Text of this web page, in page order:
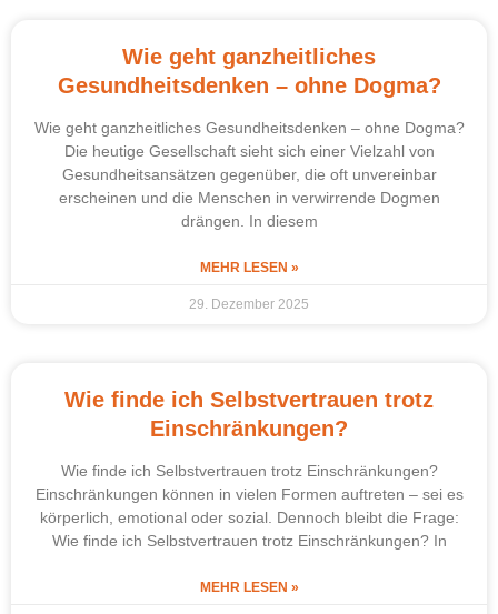
Wie geht ganzheitliches
Gesundheitsdenken – ohne Dogma?
Wie geht ganzheitliches Gesundheitsdenken – ohne Dogma?
Die heutige Gesellschaft sieht sich einer Vielzahl von
Gesundheitsansätzen gegenüber, die oft unvereinbar
erscheinen und die Menschen in verwirrende Dogmen
drängen. In diesem
MEHR LESEN »
29. Dezember 2025
Wie finde ich Selbstvertrauen trotz
Einschränkungen?
Wie finde ich Selbstvertrauen trotz Einschränkungen?
Einschränkungen können in vielen Formen auftreten – sei es
körperlich, emotional oder sozial. Dennoch bleibt die Frage:
Wie finde ich Selbstvertrauen trotz Einschränkungen? In
MEHR LESEN »